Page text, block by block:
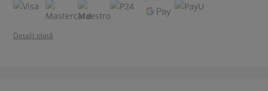
Detalii plată